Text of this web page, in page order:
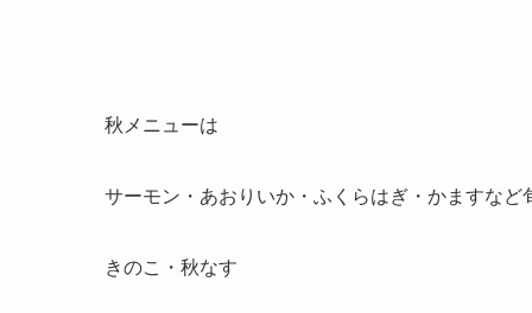
秋メニューは
サーモン・あおりいか・ふくらはぎ・かますなど
きのこ・秋なす